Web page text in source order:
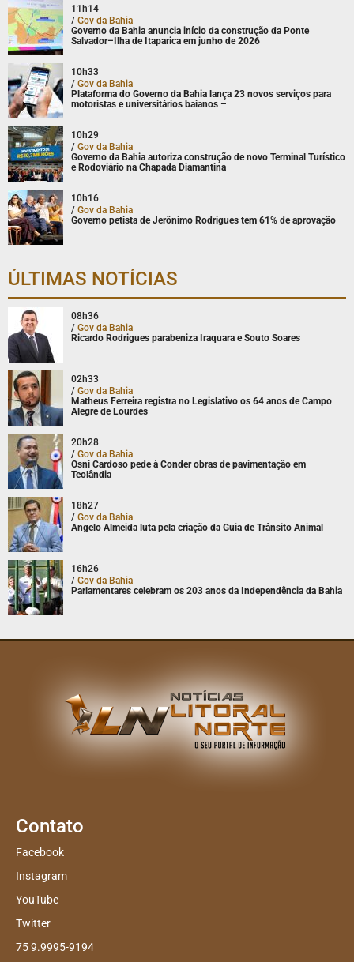
11h14
/ Gov da Bahia
Governo da Bahia anuncia início da construção da Ponte
Salvador–Ilha de Itaparica em junho de 2026
10h33
/ Gov da Bahia
Plataforma do Governo da Bahia lança 23 novos serviços para
motoristas e universitários baianos –
10h29
/ Gov da Bahia
Governo da Bahia autoriza construção de novo Terminal Turístico
e Rodoviário na Chapada Diamantina
10h16
/ Gov da Bahia
Governo petista de Jerônimo Rodrigues tem 61% de aprovação
ÚLTIMAS NOTÍCIAS
08h36
/ Gov da Bahia
Ricardo Rodrigues parabeniza Iraquara e Souto Soares
02h33
/ Gov da Bahia
Matheus Ferreira registra no Legislativo os 64 anos de Campo
Alegre de Lourdes
20h28
/ Gov da Bahia
Osni Cardoso pede à Conder obras de pavimentação em
Teolândia
18h27
/ Gov da Bahia
Angelo Almeida luta pela criação da Guia de Trânsito Animal
16h26
/ Gov da Bahia
Parlamentares celebram os 203 anos da Independência da Bahia
Contato
Facebook
Instagram
YouTube
Twitter
75 9.9995-9194